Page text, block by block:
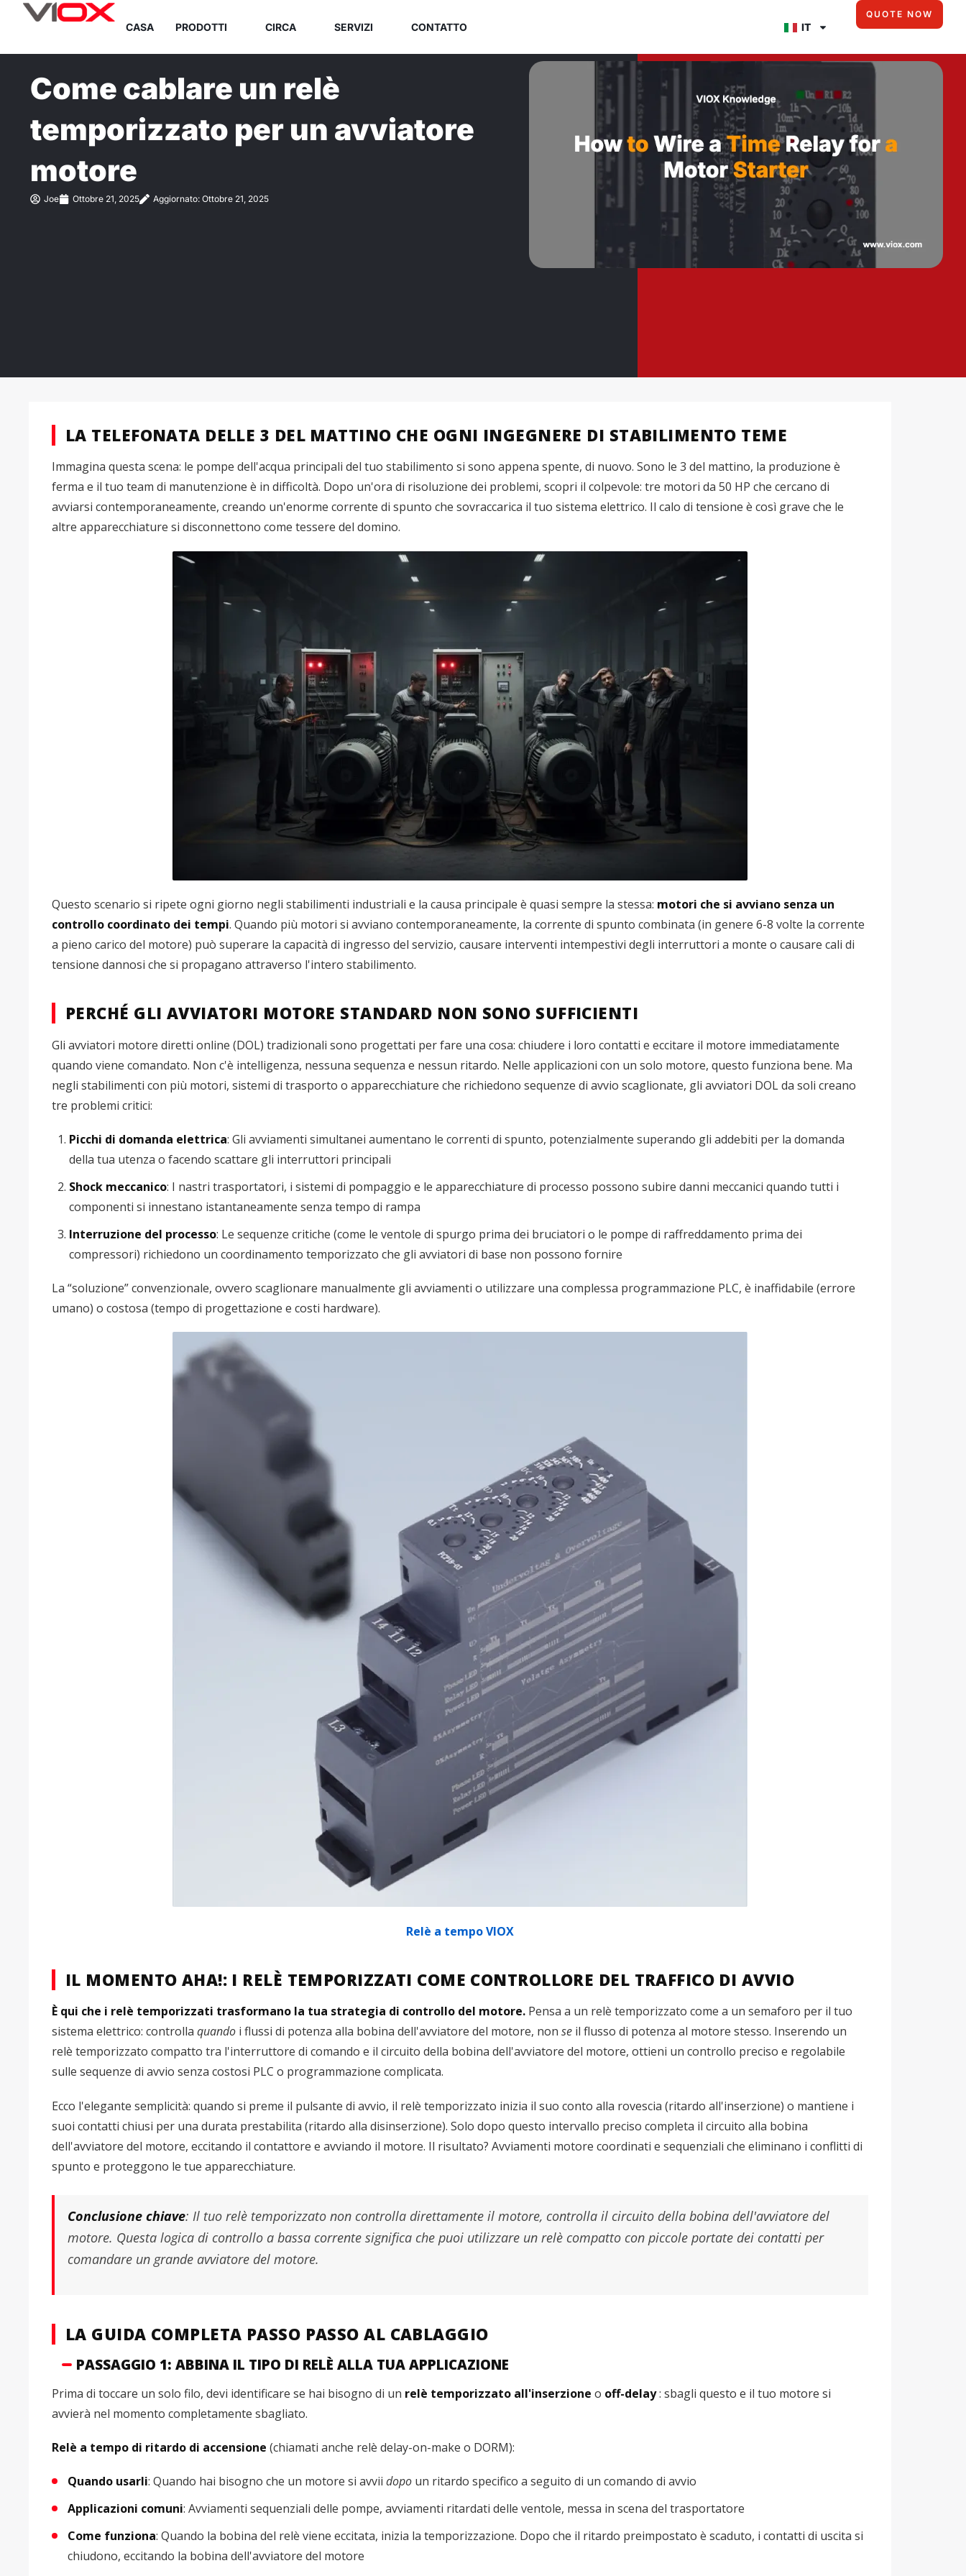
contenuto
CASA PRODOTTI CIRCA SERVIZI CONTATTO IT
QUOTE NOW
Come cablare un relè
temporizzato per un avviatore
motore
Joe Ottobre 21, 2025 Aggiornato: Ottobre 21, 2025
LA TELEFONATA DELLE 3 DEL MATTINO CHE OGNI INGEGNERE DI STABILIMENTO TEME
Immagina questa scena: le pompe dell'acqua principali del tuo stabilimento si sono appena spente, di nuovo. Sono le 3 del mattino, la produzione è
ferma e il tuo team di manutenzione è in difficoltà. Dopo un'ora di risoluzione dei problemi, scopri il colpevole: tre motori da 50 HP che cercano di
avviarsi contemporaneamente, creando un'enorme corrente di spunto che sovraccarica il tuo sistema elettrico. Il calo di tensione è così grave che le
altre apparecchiature si disconnettono come tessere del domino.
Questo scenario si ripete ogni giorno negli stabilimenti industriali e la causa principale è quasi sempre la stessa: motori che si avviano senza un
controllo coordinato dei tempi. Quando più motori si avviano contemporaneamente, la corrente di spunto combinata (in genere 6-8 volte la corrente
a pieno carico del motore) può superare la capacità di ingresso del servizio, causare interventi intempestivi degli interruttori a monte o causare cali di
tensione dannosi che si propagano attraverso l'intero stabilimento.
PERCHÉ GLI AVVIATORI MOTORE STANDARD NON SONO SUFFICIENTI
Gli avviatori motore diretti online (DOL) tradizionali sono progettati per fare una cosa: chiudere i loro contatti e eccitare il motore immediatamente
quando viene comandato. Non c'è intelligenza, nessuna sequenza e nessun ritardo. Nelle applicazioni con un solo motore, questo funziona bene. Ma
negli stabilimenti con più motori, sistemi di trasporto o apparecchiature che richiedono sequenze di avvio scaglionate, gli avviatori DOL da soli creano
tre problemi critici:
Picchi di domanda elettrica: Gli avviamenti simultanei aumentano le correnti di spunto, potenzialmente superando gli addebiti per la domanda
della tua utenza o facendo scattare gli interruttori principali
Shock meccanico: I nastri trasportatori, i sistemi di pompaggio e le apparecchiature di processo possono subire danni meccanici quando tutti i
componenti si innestano istantaneamente senza tempo di rampa
Interruzione del processo: Le sequenze critiche (come le ventole di spurgo prima dei bruciatori o le pompe di raffreddamento prima dei
compressori) richiedono un coordinamento temporizzato che gli avviatori di base non possono fornire
La “soluzione” convenzionale, ovvero scaglionare manualmente gli avviamenti o utilizzare una complessa programmazione PLC, è inaffidabile (errore
umano) o costosa (tempo di progettazione e costi hardware).
Relè a tempo VIOX
IL MOMENTO AHA!: I RELÈ TEMPORIZZATI COME CONTROLLORE DEL TRAFFICO DI AVVIO
È qui che i relè temporizzati trasformano la tua strategia di controllo del motore. Pensa a un relè temporizzato come a un semaforo per il tuo
sistema elettrico: controlla quando i flussi di potenza alla bobina dell'avviatore del motore, non se il flusso di potenza al motore stesso. Inserendo un
relè temporizzato compatto tra l'interruttore di comando e il circuito della bobina dell'avviatore del motore, ottieni un controllo preciso e regolabile
sulle sequenze di avvio senza costosi PLC o programmazione complicata.
Ecco l'elegante semplicità: quando si preme il pulsante di avvio, il relè temporizzato inizia il suo conto alla rovescia (ritardo all'inserzione) o mantiene i
suoi contatti chiusi per una durata prestabilita (ritardo alla disinserzione). Solo dopo questo intervallo preciso completa il circuito alla bobina
dell'avviatore del motore, eccitando il contattore e avviando il motore. Il risultato? Avviamenti motore coordinati e sequenziali che eliminano i conflitti di
spunto e proteggono le tue apparecchiature.
Conclusione chiave: Il tuo relè temporizzato non controlla direttamente il motore, controlla il circuito della bobina dell'avviatore del
motore. Questa logica di controllo a bassa corrente significa che puoi utilizzare un relè compatto con piccole portate dei contatti per
comandare un grande avviatore del motore.
LA GUIDA COMPLETA PASSO PASSO AL CABLAGGIO
PASSAGGIO 1: ABBINA IL TIPO DI RELÈ ALLA TUA APPLICAZIONE
Prima di toccare un solo filo, devi identificare se hai bisogno di un relè temporizzato all'inserzione o off-delay: sbagli questo e il tuo motore si
avvierà nel momento completamente sbagliato.
Relè a tempo di ritardo di accensione (chiamati anche relè delay-on-make o DORM):
Quando usarli: Quando hai bisogno che un motore si avvii dopo un ritardo specifico a seguito di un comando di avvio
Applicazioni comuni: Avviamenti sequenziali delle pompe, avviamenti ritardati delle ventole, messa in scena del trasportatore
Come funziona: Quando la bobina del relè viene eccitata, inizia la temporizzazione. Dopo che il ritardo preimpostato è scaduto, i contatti di uscita si
chiudono, eccitando la bobina dell'avviatore del motore